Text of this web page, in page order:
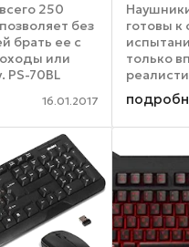
250
без
брать ее с
или
PS-70BL
кармане или
таких
играет
...
16.01.2017
готовы
только
тонкие
тихий